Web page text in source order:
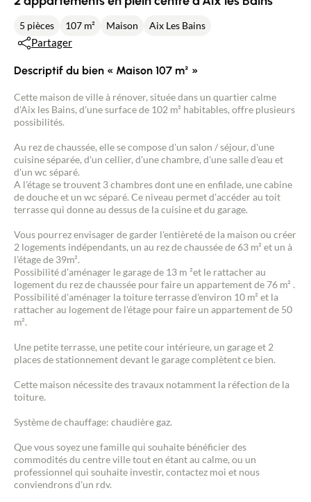
5 pièces 107 m² Maison Aix Les Bains
Partager
Descriptif du bien « Maison 107 m² »
Cette maison de ville à rénover, située dans un quartier calme
d'Aix les Bains, d'une surface de 102 m² habitables, offre plusieurs
possibilités.
Au rez de chaussée, elle se compose d'un salon / séjour, d'une
cuisine séparée, d'un cellier, d'une chambre, d'une salle d'eau et
d'un wc séparé.
A l'étage se trouvent 3 chambres dont une en enfilade, une cabine
de douche et un wc séparé. Ce niveau permet d'accéder au toit
terrasse qui donne au dessus de la cuisine et du garage.
Vous pourrez envisager de garder l'entièreté de la maison ou créer
2 logements indépendants, un au rez de chaussée de 63 m² et un à
l'étage de 39m².
Possibilité d'aménager le garage de 13 m ²et le rattacher au
logement du rez de chaussée pour faire un appartement de 76 m² .
Possibilité d'aménager la toiture terrasse d'environ 10 m² et la
rattacher au logement de l'étage pour faire un appartement de 50
m².
Une petite terrasse, une petite cour intérieure, un garage et 2
places de stationnement devant le garage complètent ce bien.
Cette maison nécessite des travaux notamment la réfection de la
toiture.
Système de chauffage: chaudière gaz.
Que vous soyez une famille qui souhaite bénéficier des
commodités du centre ville tout en étant au calme, ou un
professionnel qui souhaite investir, contactez moi et nous
conviendrons d'un rdv.